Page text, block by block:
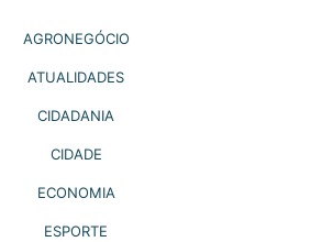
AGRONEGÓCIO
ATUALIDADES
CIDADANIA
CIDADE
ECONOMIA
ESPORTE